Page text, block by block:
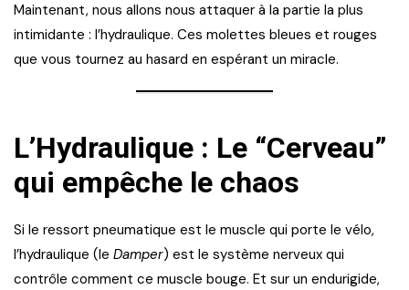
Maintenant, nous allons nous attaquer à la partie la plus
intimidante : l’hydraulique. Ces molettes bleues et rouges
que vous tournez au hasard en espérant un miracle.
L’Hydraulique : Le “Cerveau”
qui empêche le chaos
Si le ressort pneumatique est le muscle qui porte le vélo,
l’hydraulique (le Damper) est le système nerveux qui
contrôle comment ce muscle bouge. Et sur un endurigide,